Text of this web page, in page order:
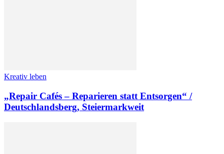
Kreativ leben
„Repair Cafés – Reparieren statt Entsorgen“ /
Deutschlandsberg, Steiermarkweit